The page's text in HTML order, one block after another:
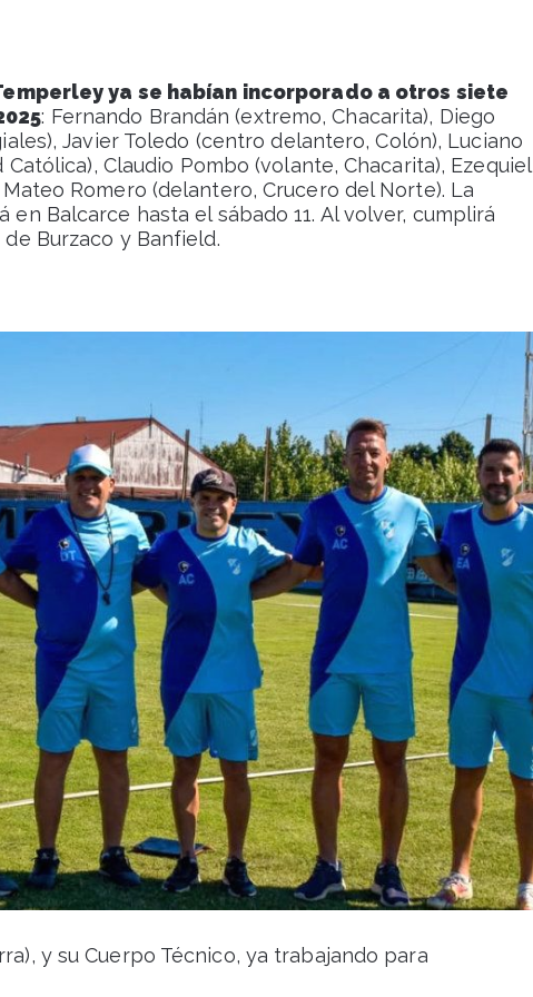
ya se habían incorporado a otros siete
: Fernando Brandán (extremo, Chacarita), Diego
Javier Toledo (centro delantero, Colón), Luciano
Claudio Pombo (volante, Chacarita), Ezequiel
Romero (delantero, Crucero del Norte). La
en Balcarce hasta el sábado 11. Al volver, cumplirá
Burzaco y Banfield.
y su Cuerpo Técnico, ya trabajando para